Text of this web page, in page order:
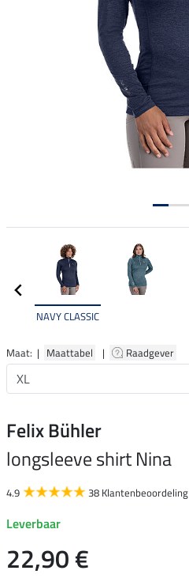
NAVY CLASSIC
Maat: | Maattabel | Raadgever
Felix Bühler
longsleeve shirt Nina
4.9 38 Klantenbeoordeling
Leverbaar
22,90 €